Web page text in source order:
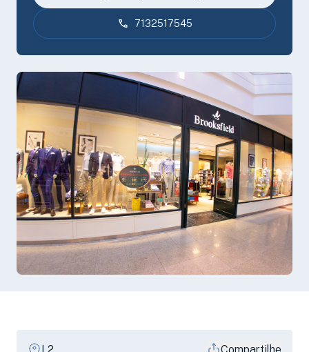
7132517545
L2 Compartilhe